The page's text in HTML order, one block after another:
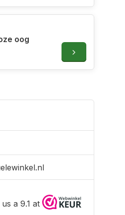
oog
a 9.1 at